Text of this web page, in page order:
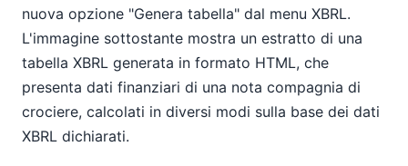
nuova opzione "Genera tabella" dal menu XBRL.
L'immagine sottostante mostra un estratto di una
tabella XBRL generata in formato HTML, che
presenta dati finanziari di una nota compagnia di
crociere, calcolati in diversi modi sulla base dei dati
XBRL dichiarati.